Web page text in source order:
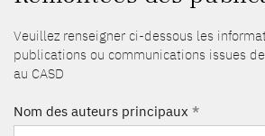
Veuillez renseigner ci-dessous les
publications ou communications issues
au CASD
Nom des auteurs principaux *